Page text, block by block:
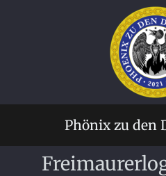
Phönix zu den